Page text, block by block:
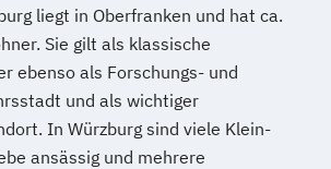
liegt in Oberfranken und hat ca.
Sie gilt als klassische
ebenso als Forschungs- und
und als wichtiger
In Würzburg sind viele Klein-
ansässig und mehrere